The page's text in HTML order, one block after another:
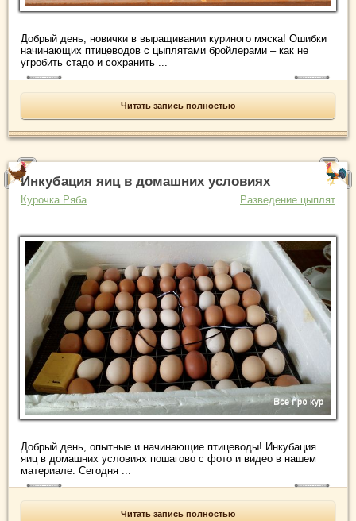
Добрый день, новички в выращивании куриного мяска! Ошибки
начинающих птицеводов с цыплятами бройлерами – как не
угробить стадо и сохранить ...
Читать запись полностью
Инкубация яиц в домашних условиях
Курочка Ряба Разведение цыплят
Добрый день, опытные и начинающие птицеводы! Инкубация
яиц в домашних условиях пошагово с фото и видео в нашем
материале. Сегодня ...
Читать запись полностью